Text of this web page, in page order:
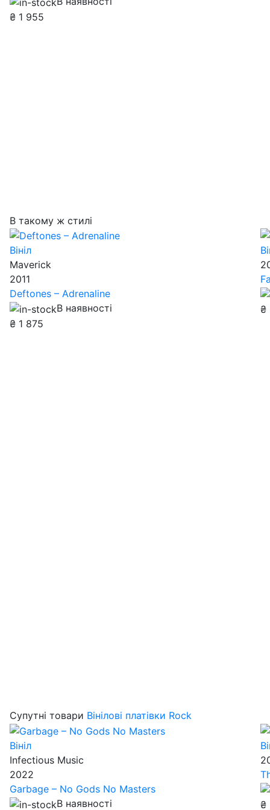
₴ 1 955
В такому ж стилі
Вініл
Maverick
2011
Deftones – Adrenaline
В наявності
₴ 1 875
₴
Супутні товари Вінілові платівки Rock
Вініл
Infectious Music
2022
Garbage – No Gods No Masters
В наявності
₴